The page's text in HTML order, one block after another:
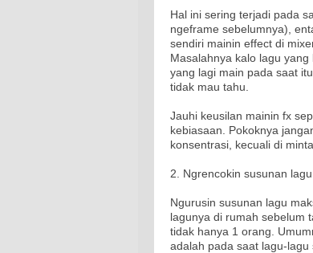
Hal ini sering terjadi pada
ngeframe sebelumnya),
sendiri mainin effect di
Masalahnya kalo lagu
yang lagi main pada saat
tidak mau tahu.
Jauhi keusilan mainin fx
kebiasaan. Pokoknya
konsentrasi, kecuali di
2. Ngrencokin susunan
Ngurusin susunan lagu
lagunya di rumah sebelum
tidak hanya 1 orang.
adalah pada saat lagu-